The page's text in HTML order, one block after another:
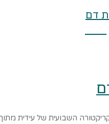
השבועית של עידית מתוך